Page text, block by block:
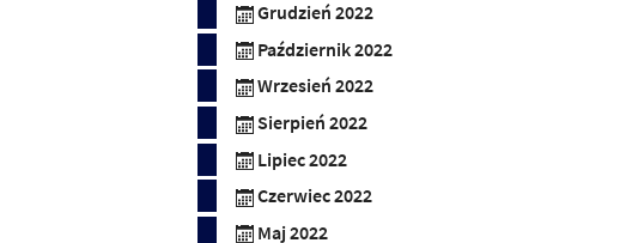
Grudzień 2022
Październik 2022
Wrzesień 2022
Sierpień 2022
Lipiec 2022
Czerwiec 2022
Maj 2022